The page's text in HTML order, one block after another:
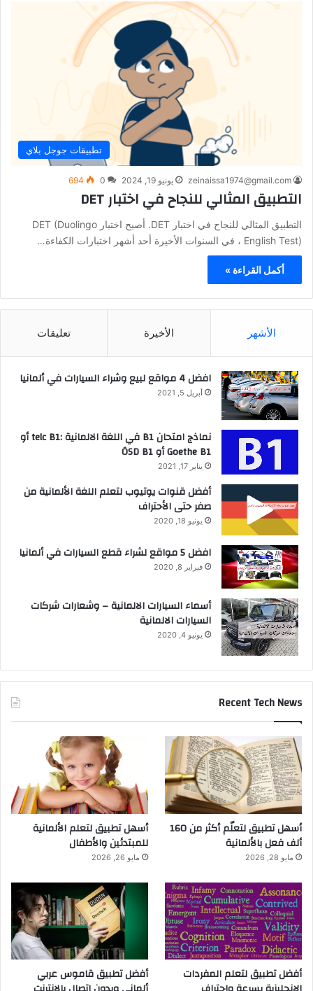
تطبيقات جوجل بلاي
zeinaissa1974@gmail.com يونيو 19, 2024 0
694
التطبيق المثالي للنجاح في اختبار DET
التطبيق المثالي للنجاح في اختبار DET. أصبح اختبار DET (Duolingo
English Test) ، في السنوات الأخيرة أحد أشهر اختبارات الكفاءة…
أكمل القراءة »
الأشهر الأخيرة تعليقات
افضل 4 مواقع لبيع وشراء السيارات في ألمانيا
أبريل 5, 2021
نماذج امتحان B1 في اللغة الالمانية :telc B1 أو
Goethe B1 أو ÖSD B1
يناير 17, 2021
أفضل قنوات يوتيوب لتعلم اللغة الألمانية من
صفر حتى الأحتراف
يونيو 18, 2020
افضل 5 مواقع لشراء قطع السيارات في ألمانيا
فبراير 8, 2020
أسماء السيارات الالمانية – وشعارات شركات
السيارات الالمانية
يونيو 4, 2020
Recent Tech News
أسهل تطبيق لتعلّم أكثر من 160
ألف فعل بالألمانية
مايو 28, 2026
أسهل تطبيق لتعلم الألمانية
للمبتدئين والأطفال
مايو 26, 2026
أفضل تطبيق لتعلم المفردات
أفضل تطبيق قاموس عربي